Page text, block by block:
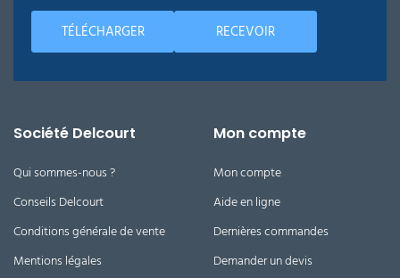
TÉLÉCHARGER RECEVOIR
Société Delcourt
Qui sommes-nous ?
Conseils Delcourt
Conditions générale de vente
Mentions légales
Mon compte
Mon compte
Aide en ligne
Dernières commandes
Demander un devis